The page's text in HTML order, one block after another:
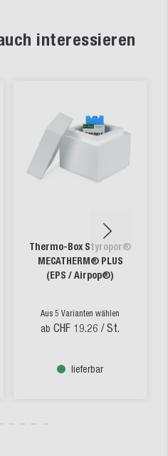
interessieren
Thermo-Box Styropor®
MECATHERM® PLUS
(EPS / Airpop®)
Aus 5 Varianten wählen
ab CHF 19.26 / St.
lieferbar